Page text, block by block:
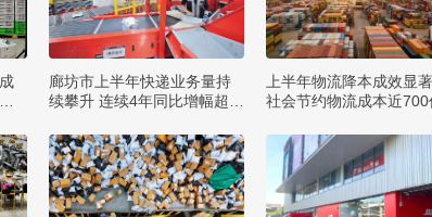
廊坊市上半年快递业务量持
续攀升 连续4年同比增幅超2
上半年物流降本成效显
社会节约物流成本近700